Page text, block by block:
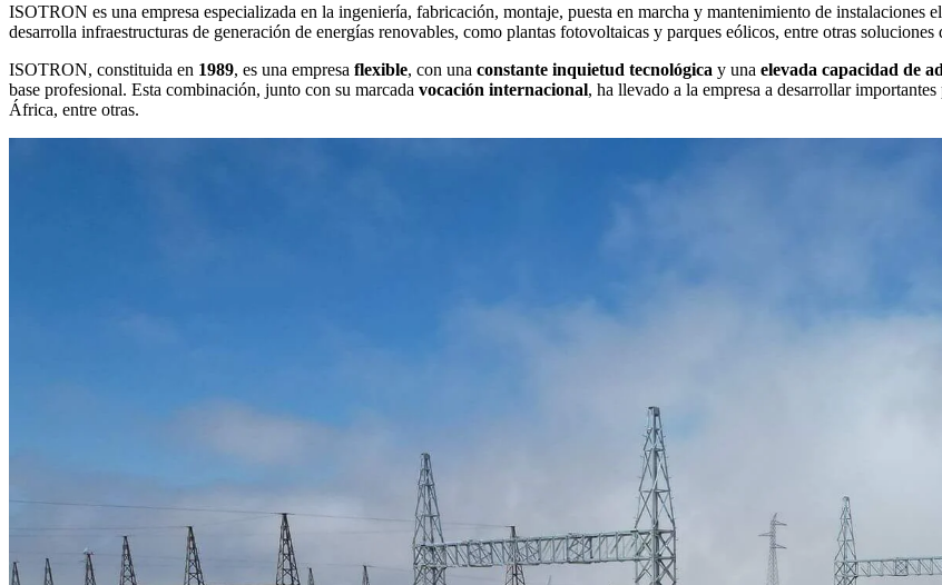
ISOTRON es una empresa especializada en la ingeniería, fabricación, montaje, puesta en marcha y mantenimiento de
desarrolla infraestructuras de generación de energías renovables, como plantas fotovoltaicas y parques eólicos, entre otras soluciones
ISOTRON, constituida en 1989, es una empresa flexible, con una constante inquietud tecnológica y una elevada capacidad de
base profesional. Esta combinación, junto con su marcada vocación internacional, ha llevado a la empresa a desarrollar
África, entre otras.